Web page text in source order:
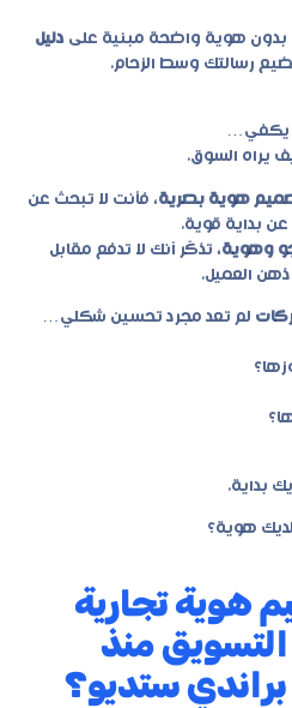
بدون هوية واضحة مبنية على دليل
رسالتك وسط الزحام.
يكفي…
يراه السوق.
هوية بصرية، فأنت لا تبحث عن
بداية قوية.
وهوية، تذكّر أنك لا تدفع مقابل
العميل.
لم تعد مجرد تحسين شكلي…
بداية.
هوية؟
هوية تجارية
التسويق منذ
براندي ستديو؟